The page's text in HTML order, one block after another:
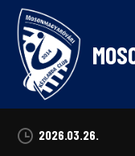
Skip
content
2026.03.26.